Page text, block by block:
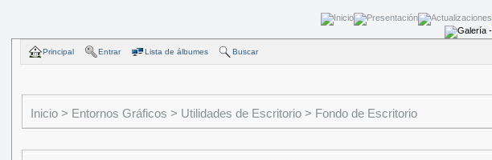
Principal Entrar Lista de álbumes Buscar
Inicio> Entornos Gráficos > Utilidades de Escritorio> Fondo de Escritorio